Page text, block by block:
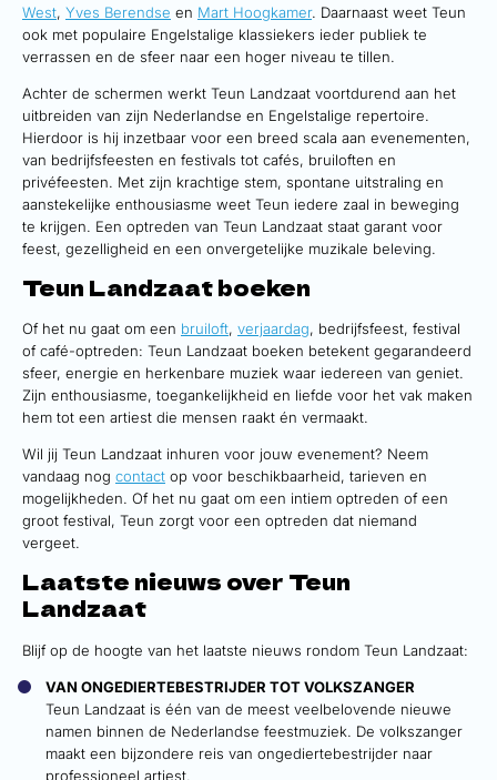
West, Yves Berendse en Mart Hoogkamer. Daarnaast weet Teun
ook met populaire Engelstalige klassiekers ieder publiek te
verrassen en de sfeer naar een hoger niveau te tillen.
Achter de schermen werkt Teun Landzaat voortdurend aan het
uitbreiden van zijn Nederlandse en Engelstalige repertoire.
Hierdoor is hij inzetbaar voor een breed scala aan evenementen,
van bedrijfsfeesten en festivals tot cafés, bruiloften en
privéfeesten. Met zijn krachtige stem, spontane uitstraling en
aanstekelijke enthousiasme weet Teun iedere zaal in beweging
te krijgen. Een optreden van Teun Landzaat staat garant voor
feest, gezelligheid en een onvergetelijke muzikale beleving.
Teun Landzaat boeken
Of het nu gaat om een bruiloft, verjaardag, bedrijfsfeest, festival
of café-optreden: Teun Landzaat boeken betekent gegarandeerd
sfeer, energie en herkenbare muziek waar iedereen van geniet.
Zijn enthousiasme, toegankelijkheid en liefde voor het vak maken
hem tot een artiest die mensen raakt én vermaakt.
Wil jij Teun Landzaat inhuren voor jouw evenement? Neem
vandaag nog contact op voor beschikbaarheid, tarieven en
mogelijkheden. Of het nu gaat om een intiem optreden of een
groot festival, Teun zorgt voor een optreden dat niemand
vergeet.
Laatste nieuws over Teun
Landzaat
Blijf op de hoogte van het laatste nieuws rondom Teun Landzaat:
VAN ONGEDIERTEBESTRIJDER TOT VOLKSZANGER
Teun Landzaat is één van de meest veelbelovende nieuwe
namen binnen de Nederlandse feestmuziek. De volkszanger
maakt een bijzondere reis van ongediertebestrijder naar
professioneel artiest.